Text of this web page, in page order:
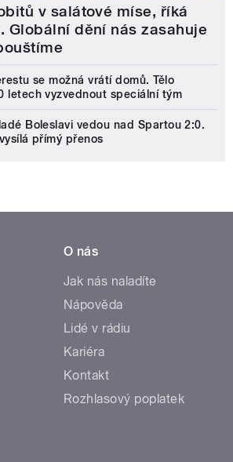
v salátové míse, říká
Globální dění nás zasahuje
se možná vrátí domů. Tělo
letech vyzvednout speciální tým
Boleslavi vedou nad Spartou 2:0.
přímý přenos
O nás
Jak nás naladíte
Nápověda
Lidé v rádiu
Kariéra
Kontakt
Rozhlasový poplatek